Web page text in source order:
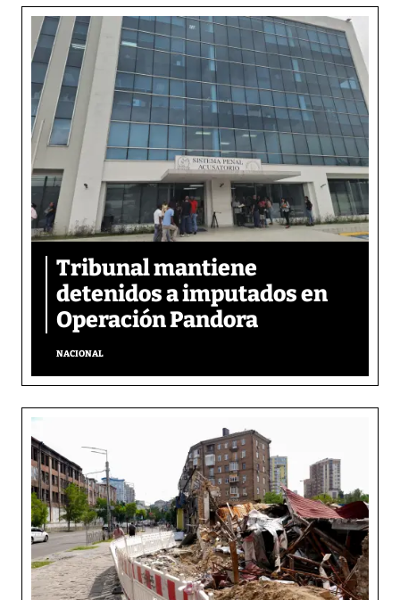
Tribunal mantiene
detenidos a imputados en
Operación Pandora
NACIONAL